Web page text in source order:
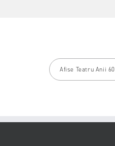
Afise Teatru Anii 60